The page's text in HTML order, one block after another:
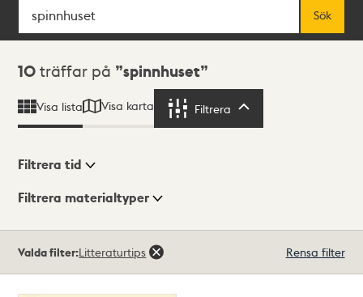
Sök
Sökresultat
10 träffar på spinnhuset
Visa lista Visa karta Filtrera
Visningsläge
Filtrera tid
Filtrera materialtyper
träffar
Valda filter:Litteraturtips Rensa filter